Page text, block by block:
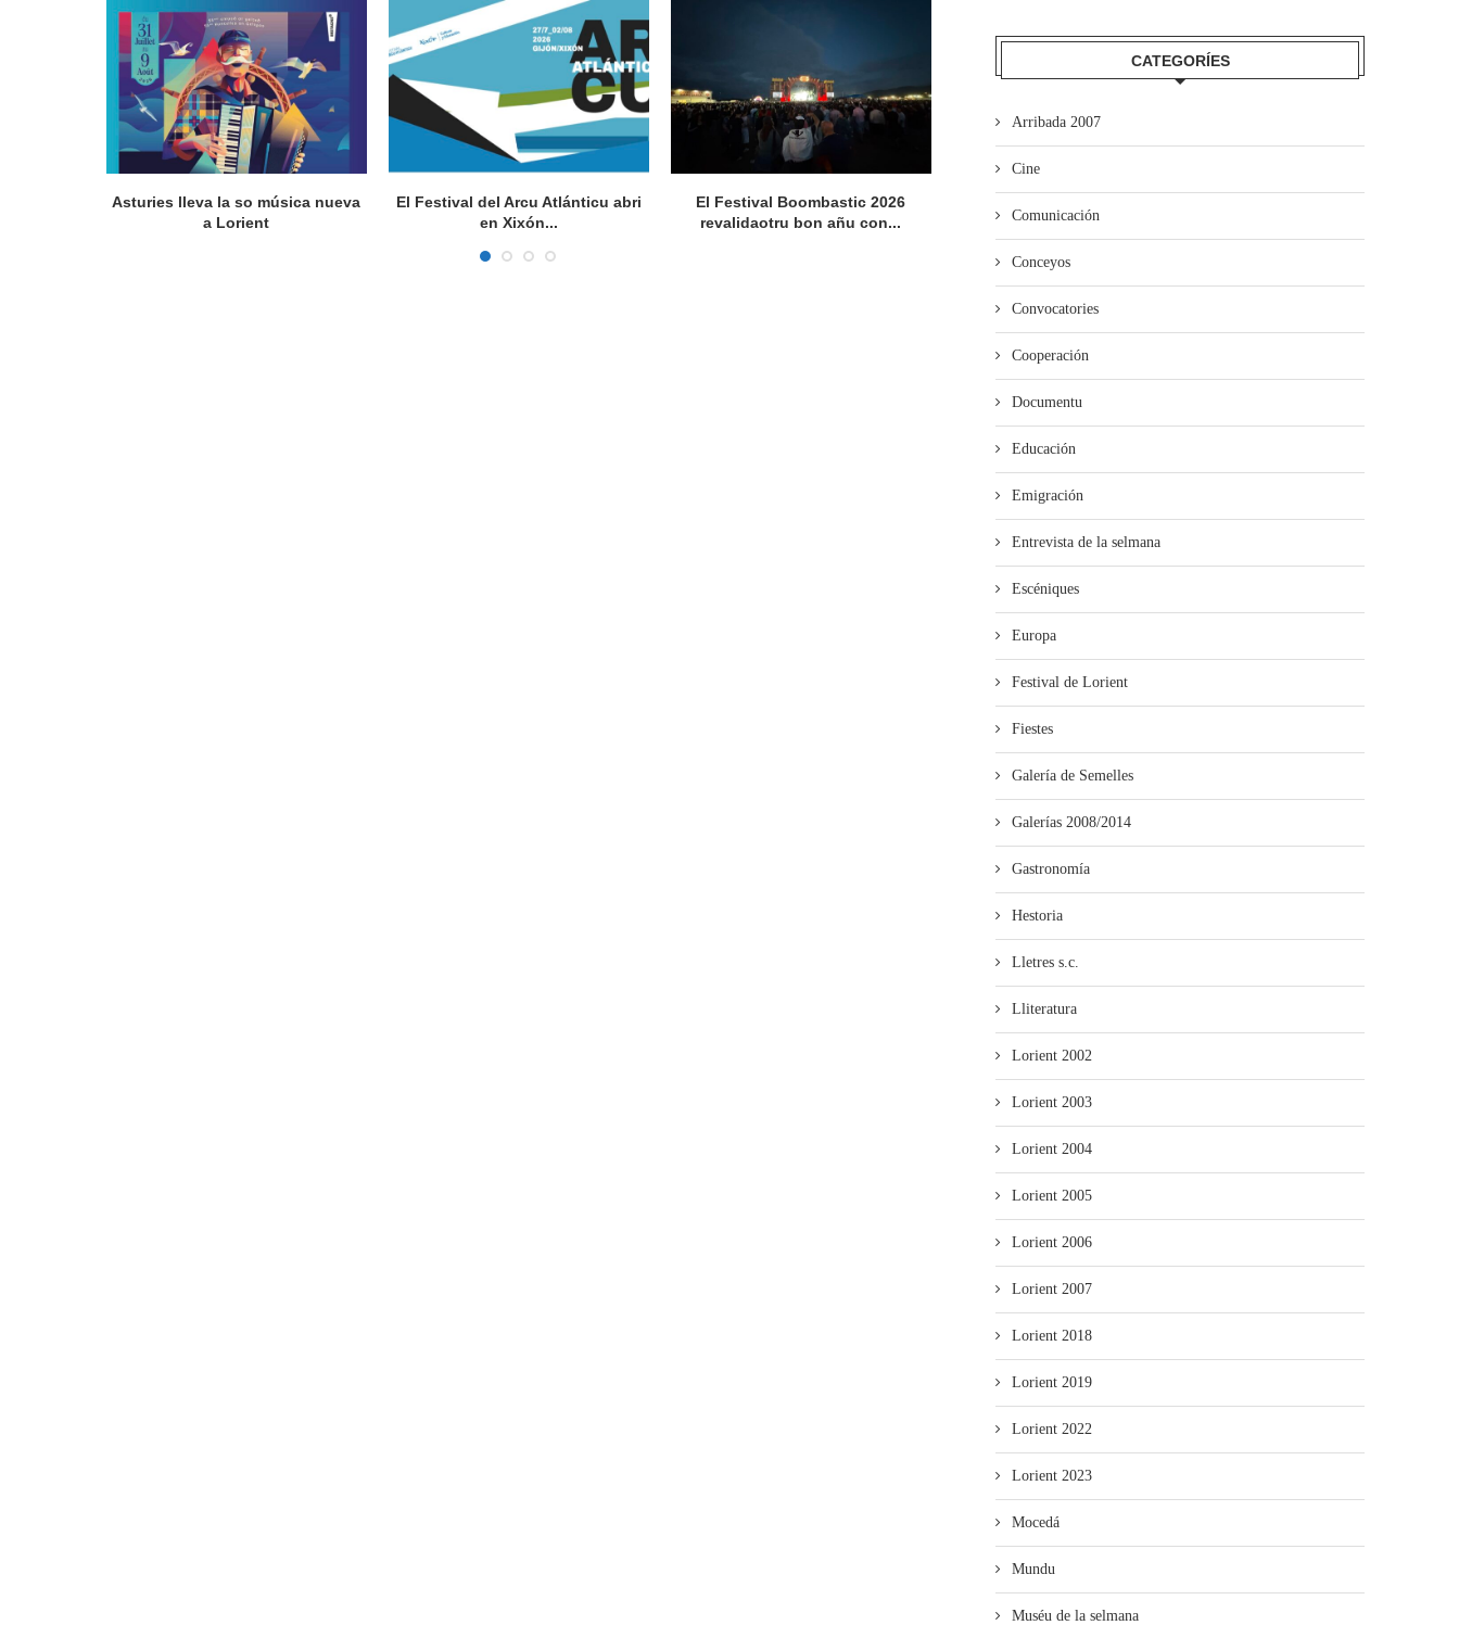
Asturies lleva la so música nueva
a Lorient
El Festival del Arcu Atlánticu abri
en Xixón...
El Festival Boombastic 2026
revalidaotru bon añu con...
asturiano
CATEGORÍES
Arribada 2007
Cine
Comunicación
Conceyos
Convocatories
Cooperación
Documentu
Educación
Emigración
Entrevista de la selmana
Escéniques
Europa
Festival de Lorient
Fiestes
Galería de Semelles
Galerías 2008/2014
Gastronomía
Hestoria
Lletres s.c.
Lliteratura
Lorient 2002
Lorient 2003
Lorient 2004
Lorient 2005
Lorient 2006
Lorient 2007
Lorient 2018
Lorient 2019
Lorient 2022
Lorient 2023
Mocedá
Mundu
Muséu de la selmana